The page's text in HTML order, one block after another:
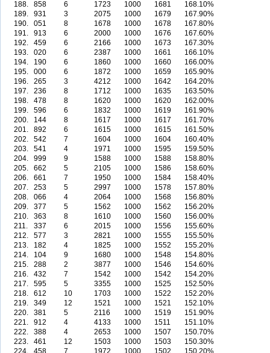
188. 858 6 1723 1000 1681
168.10%
189.
931 3 2075 1000 1679
167.90%
190.
051 8 1678 1000 1678
167.80%
191.
913 6 2000 1000 1676
167.60%
192.
459 6 2166 1000 1673
167.30%
193.
020 6 2387 1000 1661
166.10%
194.
190 6 1860 1000 1660
166.00%
195.
000 6 1872 1000 1659
165.90%
196.
265 3 4212 1000 1642
164.20%
197.
236 8 1712 1000 1635
163.50%
198.
478 8 1620 1000 1620
162.00%
199.
596 6 1832 1000 1619
161.90%
200.
144 8 1617 1000 1617
161.70%
201.
892 6 1615 1000 1615
161.50%
202.
542 7 1604 1000 1604
160.40%
203.
541 4 1971 1000 1595
159.50%
204.
999 9 1588 1000 1588
158.80%
205.
662 5 2105 1000 1586
158.60%
206.
661 7 1950 1000 1584
158.40%
207.
253 5 2997 1000 1578
157.80%
208.
066 4 2064 1000 1568
156.80%
209.
377 5 1562 1000 1562
156.20%
210.
363 8 1610 1000 1560
156.00%
211.
337 6 2015 1000 1556
155.60%
212.
577 3 2821 1000 1555
155.50%
213.
182 4 1825 1000 1552
155.20%
214.
104 9 1680 1000 1548
154.80%
215.
288 2 3877 1000 1546
154.60%
216.
432 7 1542 1000 1542
154.20%
217.
595 5 3355 1000 1525
152.50%
218.
612 10 1703 1000 1522
152.20%
219.
349 12 1521 1000 1521
152.10%
220.
381 5 2116 1000 1519
151.90%
221.
912 4 4133 1000 1511
151.10%
222.
388 4 2653 1000 1507
150.70%
223.
461 12 1503 1000 1503
150.30%
224.
458 7 1972 1000 1502
150.20%